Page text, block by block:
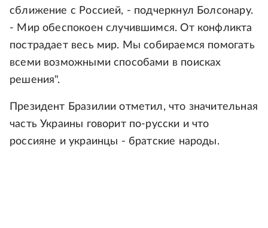
сближение с Россией, - подчеркнул Болсонару.
- Мир обеспокоен случившимся. От конфликта
пострадает весь мир. Мы собираемся помогать
всеми возможными способами в поисках
решения".
Президент Бразилии отметил, что значительная
часть Украины говорит по-русски и что
россияне и украинцы - братские народы.